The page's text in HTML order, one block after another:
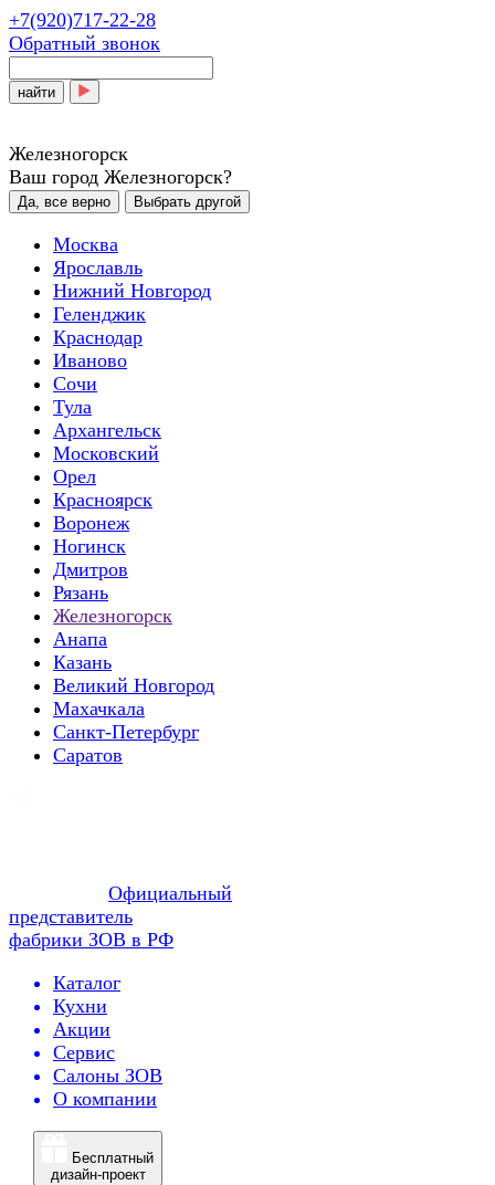
+7(920)717-22-28
Обратный звонок
найти
Железногорск
Ваш город Железногорск?
Да, все верно Выбрать другой
Москва
Ярославль
Нижний Новгород
Геленджик
Краснодар
Иваново
Сочи
Тула
Архангельск
Московский
Орел
Красноярск
Воронеж
Ногинск
Дмитров
Рязань
Железногорск
Анапа
Казань
Великий Новгород
Махачкала
Санкт-Петербург
Саратов
Официальный
представитель
фабрики ЗОВ в РФ
Каталог
Кухни
Акции
Сервис
Салоны ЗОВ
О компании
Бесплатный
дизайн-проект